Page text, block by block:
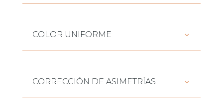
COLOR UNIFORME
CORRECCIÓN DE ASIMETRÍAS